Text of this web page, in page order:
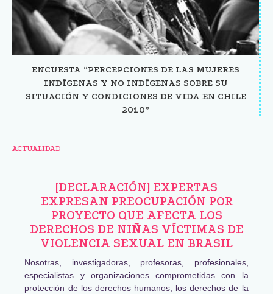
ENCUESTA “PERCEPCIONES DE LAS MUJERES
INDÍGENAS Y NO INDÍGENAS SOBRE SU
SITUACIÓN Y CONDICIONES DE VIDA EN CHILE
2010”
ACTUALIDAD
[DECLARACIÓN] EXPERTAS
EXPRESAN PREOCUPACIÓN POR
PROYECTO QUE AFECTA LOS
DERECHOS DE NIÑAS VÍCTIMAS DE
VIOLENCIA SEXUAL EN BRASIL
Nosotras, investigadoras, profesoras, profesionales,
especialistas y organizaciones comprometidas con la
protección de los derechos humanos, los derechos de la